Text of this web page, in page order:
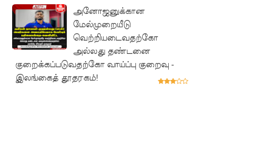
வர்த்தமா
னியில்
வெளியா
னது
22வது
அனோஜனுக்கான
மேல்முறையீடு
வெற்றியடைவதற்கோ
அல்லது தண்டனை
குறைக்கப்படுவதற்கோ வாய்ப்பு குறைவு -
இலங்கைத் தூதரகம்!